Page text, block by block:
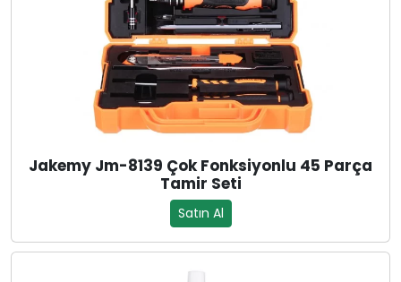
Jakemy Jm-8139 Çok Fonksiyonlu 45 Parça
Tamir Seti
Satın Al